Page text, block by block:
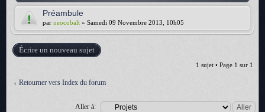
Préambule
par neocobalt » Samedi 09 Novembre 2013, 10h05
Écrire un nouveau sujet
1 sujet • Page 1 sur 1
Retourner vers Index du forum
Aller à: